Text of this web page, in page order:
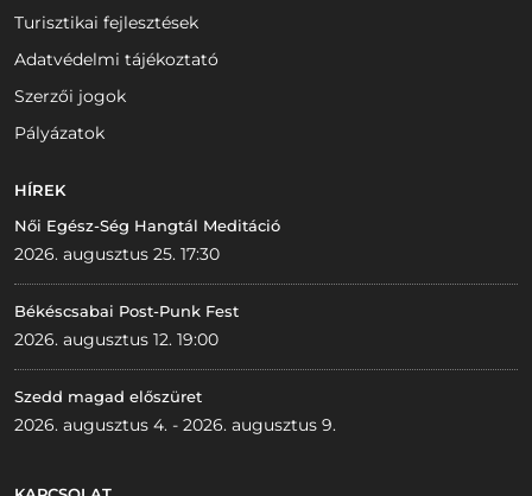
Turisztikai fejlesztések
Adatvédelmi tájékoztató
Szerzői jogok
Pályázatok
HÍREK
Női Egész-Ség Hangtál Meditáció
2026. augusztus 25. 17:30
Békéscsabai Post-Punk Fest
2026. augusztus 12. 19:00
Szedd magad előszüret
2026. augusztus 4. - 2026. augusztus 9.